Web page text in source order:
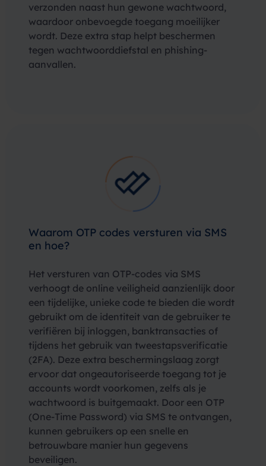
verzonden naast hun gewone wachtwoord,
waardoor onbevoegde toegang moeilijker
wordt. Deze extra stap helpt beschermen
tegen wachtwoorddiefstal en phishing-
aanvallen.
Waarom OTP codes versturen via SMS
en hoe?
Het versturen van OTP-codes via SMS
verhoogt de online veiligheid aanzienlijk door
een tijdelijke, unieke code te bieden die wordt
gebruikt om de identiteit van de gebruiker te
verifiëren bij inloggen, banktransacties of
tijdens het gebruik van tweestapsverificatie
(2FA). Deze extra beschermingslaag zorgt
ervoor dat ongeautoriseerde toegang tot je
accounts wordt voorkomen, zelfs als je
wachtwoord is buitgemaakt. Door een OTP
(One-Time Password) via SMS te ontvangen,
kunnen gebruikers op een snelle en
betrouwbare manier hun gegevens
beveiligen.